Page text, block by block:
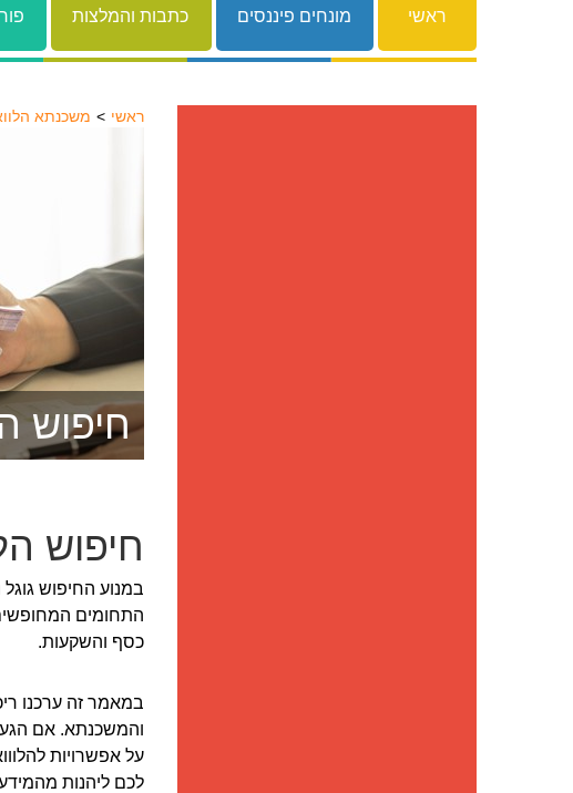
ראשי מונחים פיננסים כתבות והמלצות
ראשי משכנתא
חיפוש
חיפוש
במנוע החיפוש
התחומים
כסף והשקעות.
במאמר זה ערכנו
והמשכנתא. אם
על אפשרויות
לכם ליהנות